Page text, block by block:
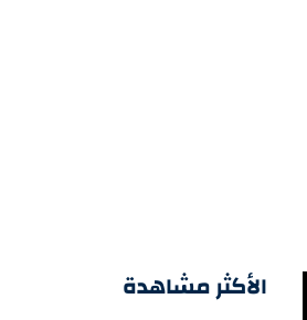
الأكثر مشاهدة